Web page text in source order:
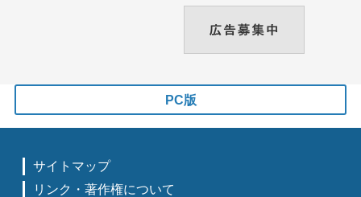
PC版
サイトマップ
リンク・著作権について